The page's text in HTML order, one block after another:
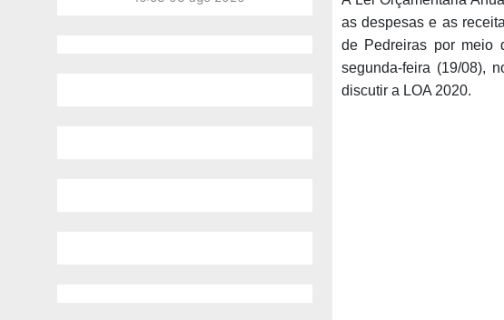
as despesas e as
de Pedreiras por meio
segunda-feira (19/08),
discutir a LOA 2020.